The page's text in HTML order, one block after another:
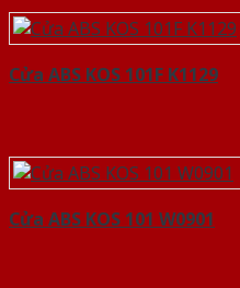
Cửa ABS KOS 101F K1129
Cửa ABS KOS 101 W0901